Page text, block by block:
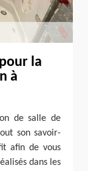
la
à
de salle de
son savoir-
afin de vous
dans les